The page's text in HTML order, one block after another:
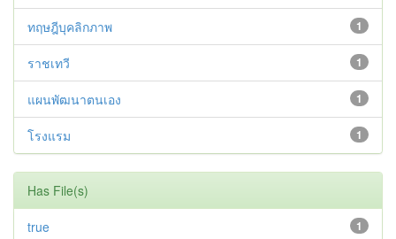
1
ทฤษฎีบุคลิกภาพ
1
ราชเทวี
1
แผนพัฒนาตนเอง
1
โรงแรม
Has File(s)
1
true